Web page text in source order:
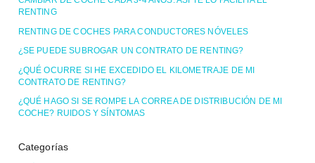
RENTING
RENTING DE COCHES PARA CONDUCTORES NÓVELES
¿SE PUEDE SUBROGAR UN CONTRATO DE RENTING?
¿QUÉ OCURRE SI HE EXCEDIDO EL KILOMETRAJE DE MI
CONTRATO DE RENTING?
¿QUÉ HAGO SI SE ROMPE LA CORREA DE DISTRIBUCIÓN DE MI
COCHE? RUIDOS Y SÍNTOMAS
Categorías